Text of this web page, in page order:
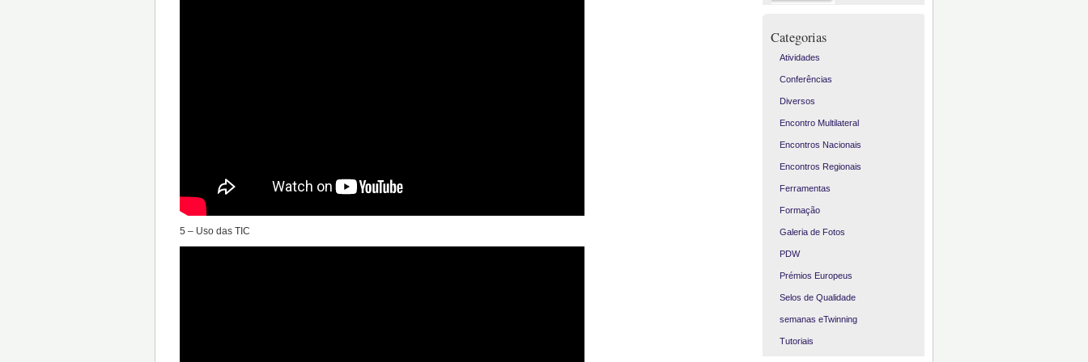
5 – Uso das TIC
Categorias
Atividades
Conferências
Diversos
Encontro Multilateral
Encontros Nacionais
Encontros Regionais
Ferramentas
Formação
Galeria de Fotos
PDW
Prémios Europeus
Selos de Qualidade
semanas eTwinning
Tutoriais